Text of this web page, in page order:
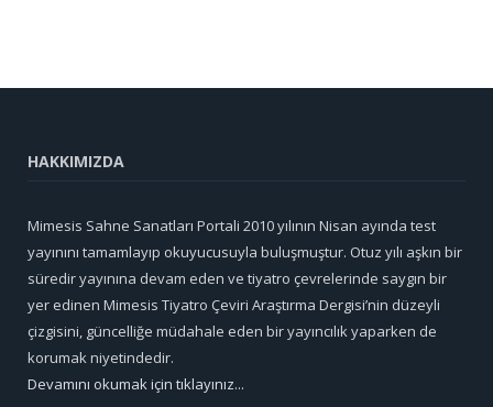
HAKKIMIZDA
Mimesis Sahne Sanatları Portali 2010 yılının Nisan ayında test
yayınını tamamlayıp okuyucusuyla buluşmuştur. Otuz yılı aşkın bir
süredir yayınına devam eden ve tiyatro çevrelerinde saygın bir
yer edinen Mimesis Tiyatro Çeviri Araştırma Dergisi’nin düzeyli
çizgisini, güncelliğe müdahale eden bir yayıncılık yaparken de
korumak niyetindedir.
Devamını okumak için tıklayınız...